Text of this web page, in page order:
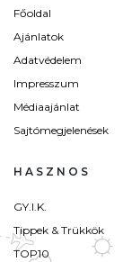
Főoldal
Ajánlatok
Adatvédelem
Impresszum
Médiaajánlat
Sajtómegjelenések
HASZNOS
GY.I.K.
Tippek & Trükkök
TOP10